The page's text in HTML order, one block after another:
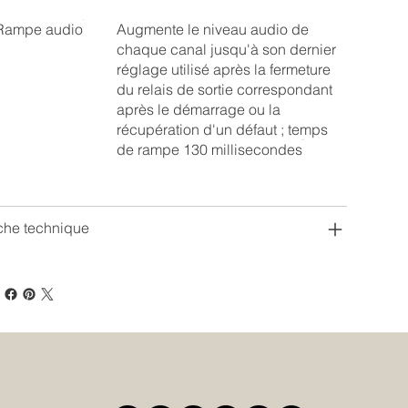
audio
Augmente le niveau audio de
chaque canal jusqu'à son dernier
réglage utilisé après la fermeture
du relais de sortie correspondant
après le démarrage ou la
récupération d'un défaut ; temps
de rampe 130 millisecondes
technique